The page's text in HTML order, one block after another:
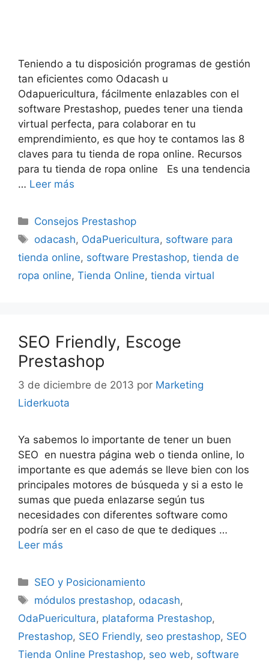
Teniendo a tu disposición programas de gestión
tan eficientes como Odacash u
Odapuericultura, fácilmente enlazables con el
software Prestashop, puedes tener una tienda
virtual perfecta, para colaborar en tu
emprendimiento, es que hoy te contamos las 8
claves para tu tienda de ropa online. Recursos
para tu tienda de ropa online Es una tendencia
… Leer más
Categorías
Consejos Prestashop
Etiquetas
odacash, OdaPuericultura, software para
tienda online, software Prestashop, tienda de
ropa online, Tienda Online, tienda virtual
SEO Friendly, Escoge
Prestashop
3 de diciembre de 2013 por Marketing
Liderkuota
Ya sabemos lo importante de tener un buen
SEO en nuestra página web o tienda online, lo
importante es que además se lleve bien con los
principales motores de búsqueda y si a esto le
sumas que pueda enlazarse según tus
necesidades con diferentes software como
podría ser en el caso de que te dediques …
Leer más
Categorías
SEO y Posicionamiento
Etiquetas
módulos prestashop, odacash,
OdaPuericultura, plataforma Prestashop,
Prestashop, SEO Friendly, seo prestashop, SEO
Tienda Online Prestashop, seo web, software